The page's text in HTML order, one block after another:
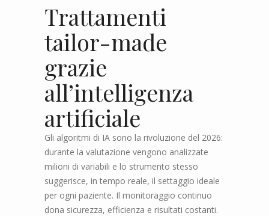
Trattamenti
tailor-made
grazie
all’intelligenza
artificiale
Gli algoritmi di IA sono la rivoluzione del 2026:
durante la valutazione vengono analizzate
milioni di variabili e lo strumento stesso
suggerisce, in tempo reale, il settaggio ideale
per ogni paziente. Il monitoraggio continuo
dona sicurezza, efficienza e risultati costanti.